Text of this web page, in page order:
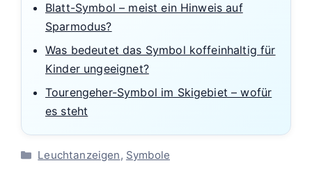
Blatt-Symbol – meist ein Hinweis auf
Sparmodus?
Was bedeutet das Symbol koffeinhaltig für
Kinder ungeeignet?
Tourengeher-Symbol im Skigebiet – wofür
es steht
Kategorien
Leuchtanzeigen, Symbole